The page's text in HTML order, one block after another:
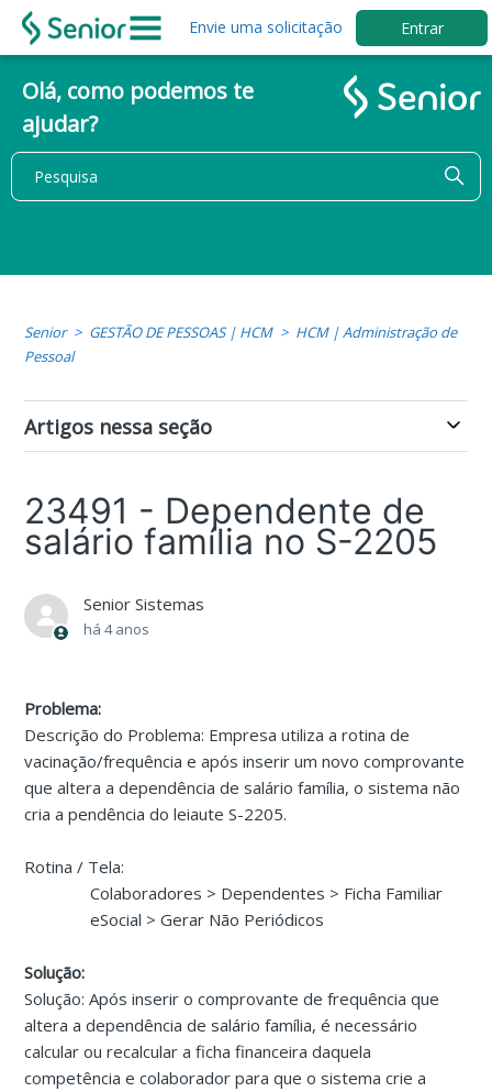
Envie uma solicitação Entrar
Olá, como podemos te
ajudar?
Senior GESTÃO DE PESSOAS | HCM
HCM | Administração de
Pessoal
Artigos nessa seção
23491 - Dependente de
salário família no S-2205
Senior Sistemas
há 4 anos
Problema:
Descrição do Problema: Empresa utiliza a rotina de
vacinação/frequência e após inserir um novo comprovante
que altera a dependência de salário família, o sistema não
cria a pendência do leiaute S-2205.
Rotina / Tela:
Colaboradores > Dependentes > Ficha Familiar
eSocial > Gerar Não Periódicos
Solução:
Solução: Após inserir o comprovante de frequência que
altera a dependência de salário família, é necessário
calcular ou recalcular a ficha financeira daquela
competência e colaborador para que o sistema crie a